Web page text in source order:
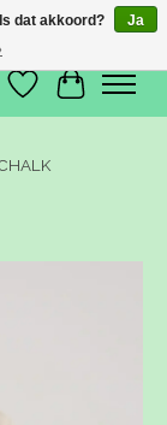
Verlanglijst
dat akkoord?
Ja